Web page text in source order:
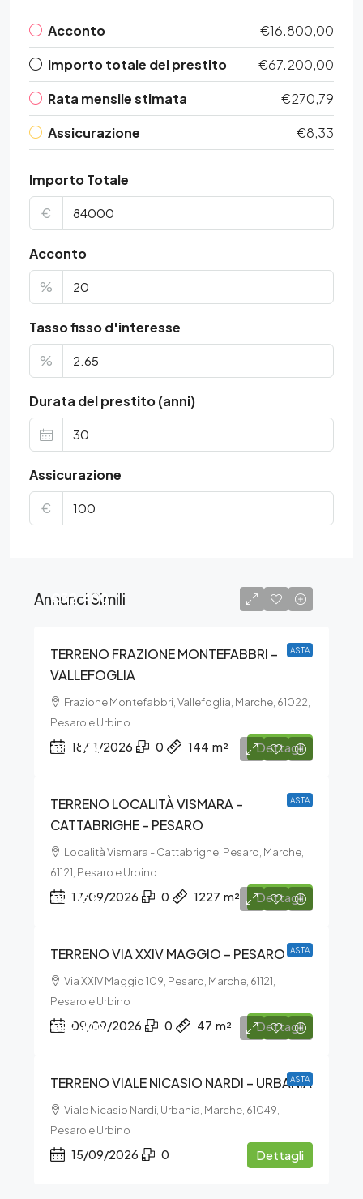
Acconto
€16.800,00
Importo totale del prestito
€67.200,00
Rata mensile stimata
€270,79
Assicurazione
€8,33
Importo Totale
€
Acconto
%
Tasso fisso d'interesse
%
Durata del prestito (anni)
Assicurazione
€
Annunci Simili
ASTA
€32.400
TERRENO FRAZIONE MONTEFABBRI –
VALLEFOGLIA
Frazione Montefabbri, Vallefoglia, Marche, 61022,
Pesaro e Urbino
18/11/2026 0 144 m² Dettagli
ASTA
€81.144
TERRENO LOCALITÀ VISMARA –
CATTABRIGHE – PESARO
Località Vismara - Cattabrighe, Pesaro, Marche,
61121, Pesaro e Urbino
17/09/2026 0 1227 m² Dettagli
ASTA
€2.862
TERRENO VIA XXIV MAGGIO – PESARO
Via XXIV Maggio 109, Pesaro, Marche, 61121,
Pesaro e Urbino
09/09/2026 0 47 m² Dettagli
ASTA
€92.100
TERRENO VIALE NICASIO NARDI – URBANIA
Viale Nicasio Nardi, Urbania, Marche, 61049,
Pesaro e Urbino
15/09/2026 0 Dettagli